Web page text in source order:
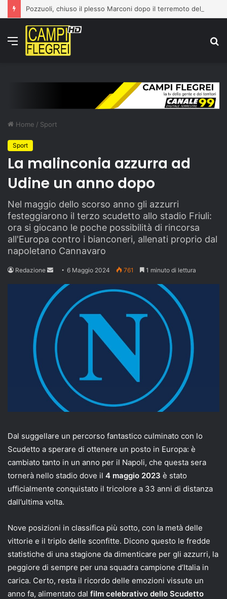
Menu
Home / Sport
Sport
La malinconia azzurra ad
Udine un anno dopo
Nel maggio dello scorso anno gli azzurri
festeggiarono il terzo scudetto allo stadio Friuli:
ora si giocano le poche possibilità di rincorsa
all'Europa contro i bianconeri, allenati proprio dal
napoletano Cannavaro
Redazione
Send
email
6 Maggio 2024 761 1 minuto di lettura
Dal suggellare un percorso fantastico culminato con lo
Scudetto a sperare di ottenere un posto in Europa: è
cambiato tanto in un anno per il Napoli, che questa sera
tornerà nello stadio dove il 4 maggio 2023 è stato
ufficialmente conquistato il tricolore a 33 anni di distanza
dall’ultima volta.
Nove posizioni in classifica più sotto, con la metà delle
vittorie e il triplo delle sconfitte. Dicono questo le fredde
statistiche di una stagione da dimenticare per gli azzurri, la
peggiore di sempre per una squadra campione d’Italia in
carica. Certo, resta il ricordo delle emozioni vissute un
anno fa, alimentato dal film celebrativo dello Scudetto